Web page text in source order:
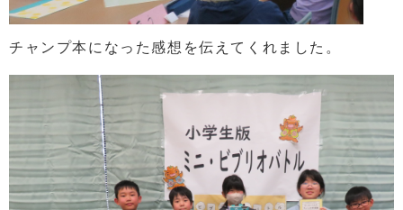
チャンプ本になった感想を伝えてくれました。